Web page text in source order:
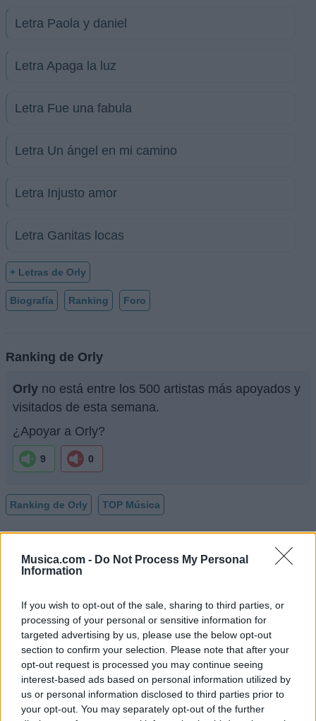
Musica.com - Do Not Process My Personal
Information
If you wish to opt-out of the sale, sharing to third parties, or
processing of your personal or sensitive information for
targeted advertising by us, please use the below opt-out
section to confirm your selection. Please note that after your
opt-out request is processed you may continue seeing
interest-based ads based on personal information utilized by
us or personal information disclosed to third parties prior to
your opt-out. You may separately opt-out of the further
Letra Paola y daniel
Letra Apaga la luz
Letra Fue una fabula
Letra Un ángel en mi camino
Letra Injusto amor
Letra Ganitas locas
+ Letras de Orly
Biografía Ranking Foro
Ranking de Orly
Orly no está entre los 500 artistas más apoyados y
visitados de esta semana.
¿Apoyar a Orly?
9 0
Ranking de Orly TOP Música